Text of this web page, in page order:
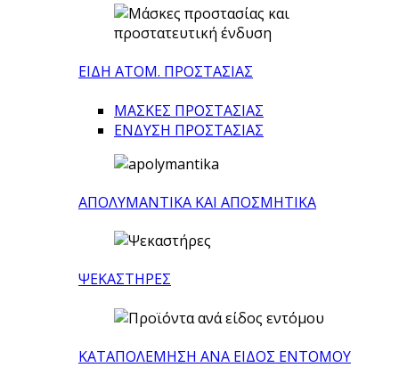
ΕΙΔΗ ΑΤΟΜ. ΠΡΟΣΤΑΣΙΑΣ
ΜΑΣΚΕΣ ΠΡΟΣΤΑΣΙΑΣ
ΕΝΔΥΣΗ ΠΡΟΣΤΑΣΙΑΣ
ΑΠΟΛΥΜΑΝΤΙΚΑ ΚΑΙ ΑΠΟΣΜΗΤΙΚΑ
ΨΕΚΑΣΤΗΡΕΣ
ΚΑΤΑΠΟΛΕΜΗΣΗ ΑΝΑ ΕΙΔΟΣ ΕΝΤΟΜΟΥ